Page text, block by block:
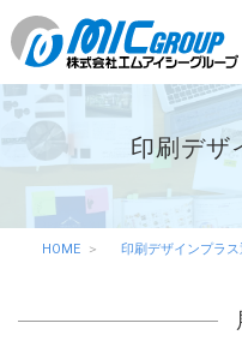
印刷デザ
HOME 印刷デザインプラ